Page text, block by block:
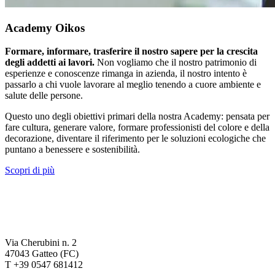
Academy Oikos
Formare, informare, trasferire il nostro sapere per la crescita
degli addetti ai lavori. Non vogliamo che il nostro patrimonio di
esperienze e conoscenze rimanga in azienda, il nostro intento è
passarlo a chi vuole lavorare al meglio tenendo a cuore ambiente e
salute delle persone.
Questo uno degli obiettivi primari della nostra Academy: pensata per
fare cultura, generare valore, formare professionisti del colore e della
decorazione, diventare il riferimento per le soluzioni ecologiche che
puntano a benessere e sostenibilità.
Scopri di più
Via Cherubini n. 2
47043 Gatteo (FC)
T +39 0547 681412